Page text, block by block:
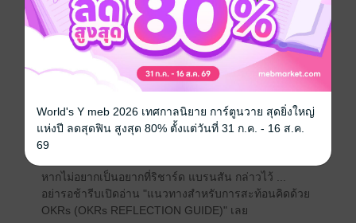
แนวทางสำหรับการสะท้อนคิดด้วย OKRs (OKRs
REFLECTION GUIDE) เล่มนี้จะจุดประกายให้ผู้ที่ใช้
OKRs สร้างผลลัพธ์แบบก้าวกระโดด และสามารถสื่อสาร
ผลลัพธ์ที่ยอดเยี่ยมแก่ผู้เกี่ยวข้องได้อย่างคม ชัด ลึก
ริชาร์ด แบรนสัน กล่าวไว้ว่า ...
"คุณมีไอเดียที่เจ๋งได้ แต่ถ้าคุณไม่สามารถสื่อสารออกมาได้
มันก็เปล่าประโยชน์"
หากไม่อยากเป็นอยากที่ริชาร์ด แบรนสัน กล่าวไว้ ...
อย่ารอช้ารีบเปิดอ่าน "แนวทางสำหรับการสะท้อนคิดด้วย
OKRs (OKRs REFLECTION GUIDE)" เลย
World's Y meb 2026 เทศกาลนิยาย การ์ตูนวาย สุดยิ่งใหญ่
แห่งปี ลดสุดฟิน สูงสุด 80% ตั้งแต่วันที่ 31 ก.ค. - 16 ส.ค.
69